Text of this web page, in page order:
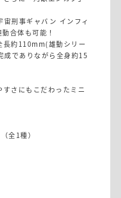
宙刑事ギャバン インフィ
合体も可能！
長約110mm(雄動シリー
成でありながら全身約15
さにもこだわったミニ
全1種）